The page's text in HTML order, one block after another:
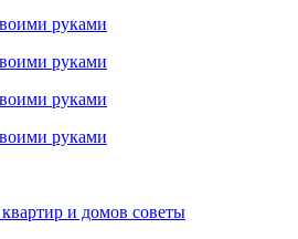
руками
руками
руками
руками
и домов советы